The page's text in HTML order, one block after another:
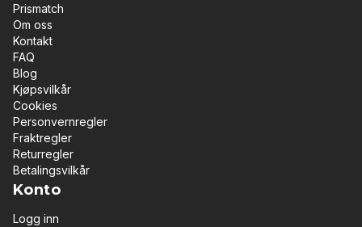
Prismatch
Om oss
Kontakt
FAQ
Blog
Kjøpsvilkår
Cookies
Personvernregler
Fraktregler
Returregler
Betalingsvilkår
Konto
Logg inn